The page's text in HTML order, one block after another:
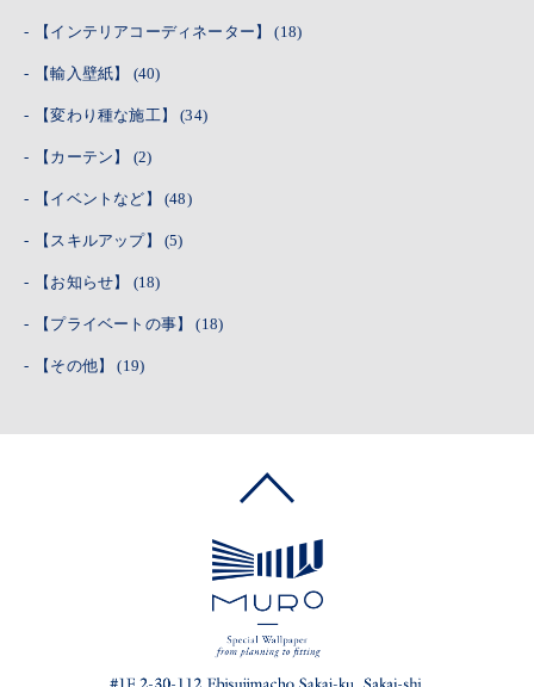
【インテリアコーディネーター】(18)
【輸入壁紙】 (40)
【変わり種な施工】(34)
【カーテン】 (2)
【イベントなど】(48)
【スキルアップ】(5)
【お知らせ】 (18)
【プライベートの事】(18)
【その他】(19)